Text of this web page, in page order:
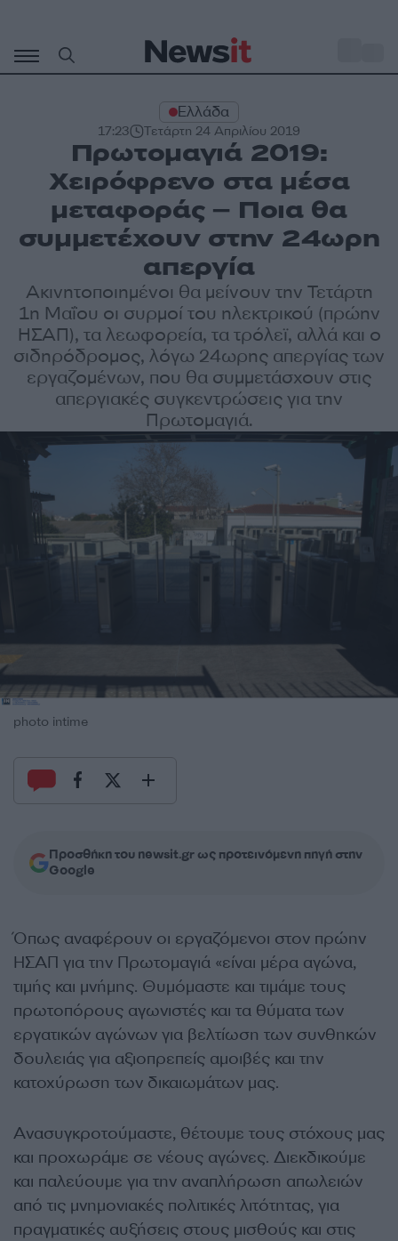
περιεχόμενο
Ελλάδα
17:23 Τετάρτη 24 Απριλίου 2019
Πρωτομαγιά 2019:
Χειρόφρενο στα μέσα
μεταφοράς – Ποια θα
συμμετέχουν στην 24ωρη
απεργία
Ακινητοποιημένοι θα μείνουν την Τετάρτη
1η Μαΐου οι συρμοί του ηλεκτρικού (πρώην
ΗΣΑΠ), τα λεωφορεία, τα τρόλεϊ, αλλά και ο
σιδηρόδρομος, λόγω 24ωρης απεργίας των
εργαζομένων, που θα συμμετάσχουν στις
απεργιακές συγκεντρώσεις για την
Πρωτομαγιά.
photo intime
Προσθήκη του newsit.gr ως προτεινόμενη πηγή στην
Google
Όπως αναφέρουν οι εργαζόμενοι στον πρώην
ΗΣΑΠ για την Πρωτομαγιά «είναι μέρα αγώνα,
τιμής και μνήμης. Θυμόμαστε και τιμάμε τους
πρωτοπόρους αγωνιστές και τα θύματα των
εργατικών αγώνων για βελτίωση των συνθηκών
δουλειάς για αξιοπρεπείς αμοιβές και την
κατοχύρωση των δικαιωμάτων μας.
Ανασυγκροτούμαστε, θέτουμε τους στόχους μας
και προχωράμε σε νέους αγώνες. Διεκδικούμε
και παλεύουμε για την αναπλήρωση απωλειών
από τις μνημονιακές πολιτικές λιτότητας, για
πραγματικές αυξήσεις στους μισθούς και στις